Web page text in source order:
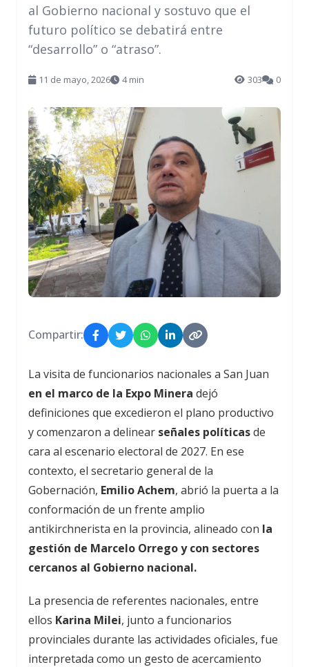
al Gobierno nacional y sostuvo que el
futuro político se debatirá entre
“desarrollo” o “atraso”.
11 de mayo, 2026 4 min 303 0
Compartir:
La visita de funcionarios nacionales a San Juan
en el marco de la Expo Minera dejó
definiciones que excedieron el plano productivo
y comenzaron a delinear señales políticasde
cara al escenario electoral de 2027. En ese
contexto, el secretario general de la
Gobernación, Emilio Achem, abrió la puerta a la
conformación de un frente amplio
antikirchnerista en la provincia, alineado con la
gestión de Marcelo Orrego y con sectores
cercanos al Gobierno nacional.
La presencia de referentes nacionales, entre
ellos Karina Milei, junto a funcionarios
provinciales durante las actividades oficiales, fue
interpretada como un gesto de acercamiento